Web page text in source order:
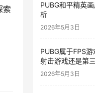
索
PUBG和平精英
析
2026年5月3日
PUBG属于FPS
射击游戏还是第
2026年5月3日